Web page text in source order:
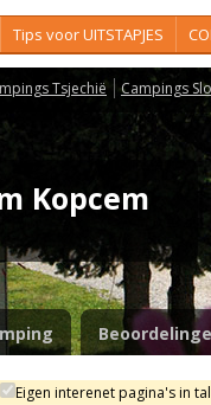
Tips voor UITSTAPJES
Tsjechië Campings
Kopcem
Eigen interenet pagina's in